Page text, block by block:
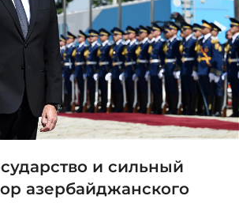
и сильный
азербайджанского